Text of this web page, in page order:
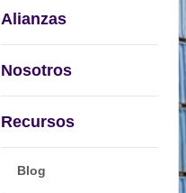
Alianzas
Nosotros
Recursos
Blog